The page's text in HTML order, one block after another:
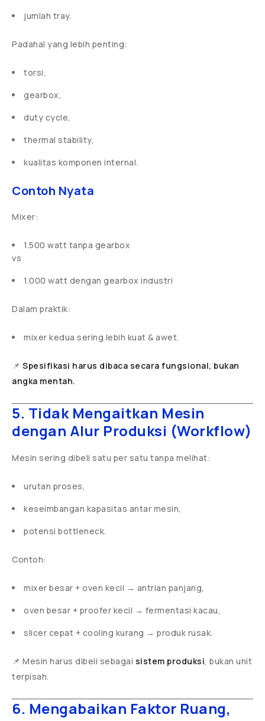
jumlah tray.
Padahal yang lebih penting:
torsi,
gearbox,
duty cycle,
thermal stability,
kualitas komponen internal.
Contoh Nyata
Mixer:
1.500 watt tanpa gearbox
vs
1.000 watt dengan gearbox industri
Dalam praktik:
mixer kedua sering lebih kuat & awet.
📌 Spesifikasi harus dibaca secara fungsional, bukan
angka mentah.
5. Tidak Mengaitkan Mesin
dengan Alur Produksi (Workflow)
Mesin sering dibeli satu per satu tanpa melihat:
urutan proses,
keseimbangan kapasitas antar mesin,
potensi bottleneck.
Contoh:
mixer besar + oven kecil → antrian panjang,
oven besar + proofer kecil → fermentasi kacau,
slicer cepat + cooling kurang → produk rusak.
📌 Mesin harus dibeli sebagai sistem produksi, bukan unit
terpisah.
6. Mengabaikan Faktor Ruang,